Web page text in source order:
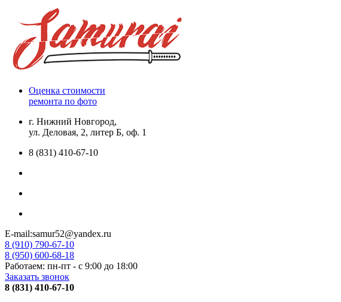
Оценка стоимости
ремонта по фото
г. Нижний Новгород,
ул. Деловая, 2, литер Б, оф. 1
8 (831) 410-67-10
E-mail:samur52@yandex.ru
8 (910) 790-67-10
8 (950) 600-68-18
Работаем: пн-пт - с 9:00 до 18:00
Заказать звонок
8 (831) 410-67-10